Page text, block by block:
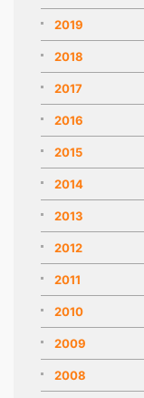
2019
2018
2017
2016
2015
2014
2013
2012
2011
2010
2009
2008